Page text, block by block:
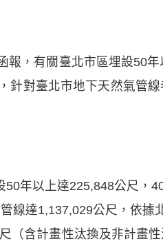
，有關臺北市區埋設50
對臺北市地下天然氣管線
年以上達225,848公尺，
線達1,137,029公尺，依據
（含計畫性汰換及非計畫